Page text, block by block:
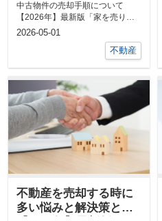
中古物件の売却手順について
【2026年】最新版「家を売りた
いけど、何から始めたらいいのか
2026-05-01
不動産
不動産を売却する時に
多い悩みと解決策とは